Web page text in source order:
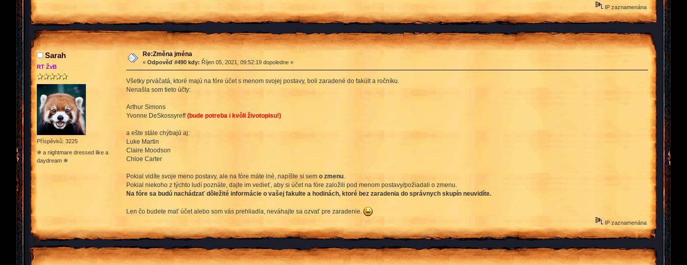
IP zaznamenána
Sarah
RT ŽvB
Příspěvků: 3225
❄ a nightmare dressed like a
daydream ❄
Re:Změna jména
« Odpověď #490 kdy: Říjen 05, 2021, 09:52:19 dopoledne »
Všetky prváčatá, ktoré majú na fóre účet s menom svojej postavy, boli zaradené do fakúlt a ročníku.
Nenašla som tieto účty:
Arthur Simons
Yvonne DeSkossyreff(bude potreba i kvôli životopisu!)
a ešte stále chýbajú aj:
Luke Martin
Claire Moodson
Chloe Carter
Pokial vidíte svoje meno postavy, ale na fóre máte iné, napíšte si sem o zmenu.
Pokial niekoho z týchto ludí poznáte, dajte im vedieť, aby si účet na fóre založili pod menom postavy/požiadali o zmenu.
Na fóre sa budú nachádzať dôležité informácie o vašej fakulte a hodinách, ktoré bez zaradenia do správnych skupín neuvidíte.
Len čo budete mať účet alebo som vás prehliadla, neváhajte sa ozvať pre zaradenie.
IP zaznamenána